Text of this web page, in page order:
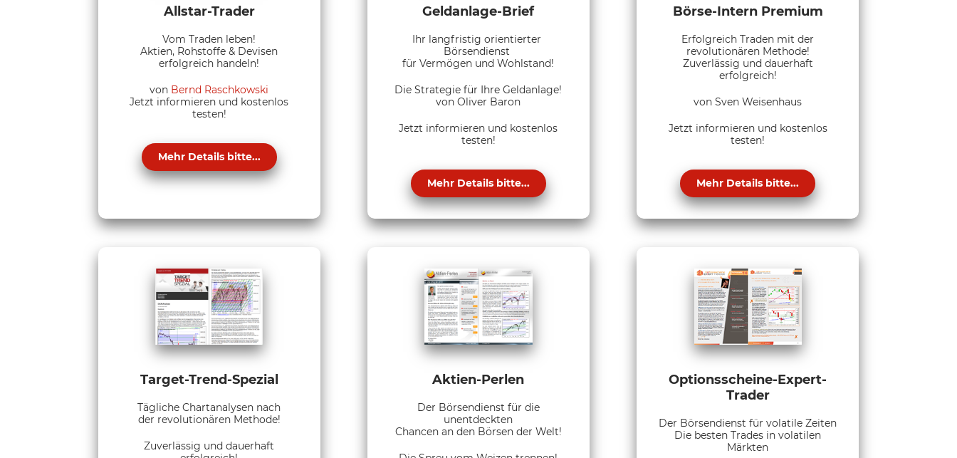
Allstar-Trader
Vom Traden leben!
Aktien, Rohstoffe & Devisen
erfolgreich handeln!
von Bernd Raschkowski
Jetzt informieren und kostenlos
testen!
Mehr Details bitte...
Geldanlage-Brief
Ihr langfristig orientierter
Börsendienst
für Vermögen und Wohlstand!
Die Strategie für Ihre Geldanlage!
von Oliver Baron
Jetzt informieren und kostenlos
testen!
Mehr Details bitte...
Börse-Intern Premium
Erfolgreich Traden mit der
revolutionären Methode!
Zuverlässig und dauerhaft
erfolgreich!
von Sven Weisenhaus
Jetzt informieren und kostenlos
testen!
Mehr Details bitte...
Target-Trend-Spezial
Tägliche Chartanalysen nach
der revolutionären Methode!
Zuverlässig und dauerhaft
Aktien-Perlen
Der Börsendienst für die
unentdeckten
Chancen an den Börsen der Welt!
Optionsscheine-Expert-
Trader
Der Börsendienst für volatile Zeiten
Die besten Trades in volatilen
Märkten